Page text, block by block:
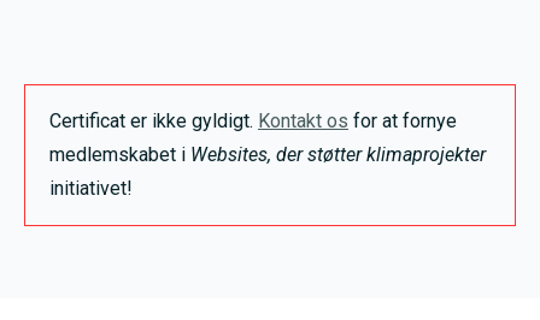
Certificat er ikke gyldigt. Kontakt os for at fornye
medlemskabet i Websites, der støtter klimaprojekter
initiativet!